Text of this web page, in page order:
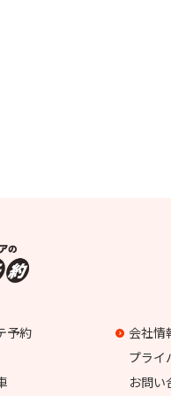
予約
会社情
プライ
お問い